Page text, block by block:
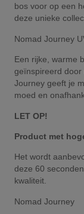
bos voor op een
deze unieke
Nomad Journey
Een rijke, warme
geïnspireerd door
Journey geeft je
moed en
LET OP!
Product met
Het wordt
deze 60
kwaliteit.
Nomad Journey